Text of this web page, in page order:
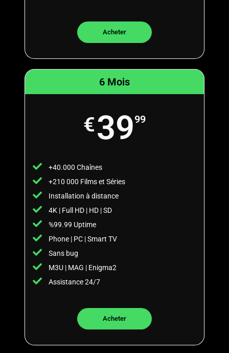
Acheter​
6 Mois
€3999
+40.000 Chaînes
+210 000 Films et Séries
Installation à distance
4K | Full HD | HD | SD
%99.99 Uptime
Phone | PC | Smart TV
Sans bug
M3U | MAG | Enigma2
Assistance 24/7
Acheter​